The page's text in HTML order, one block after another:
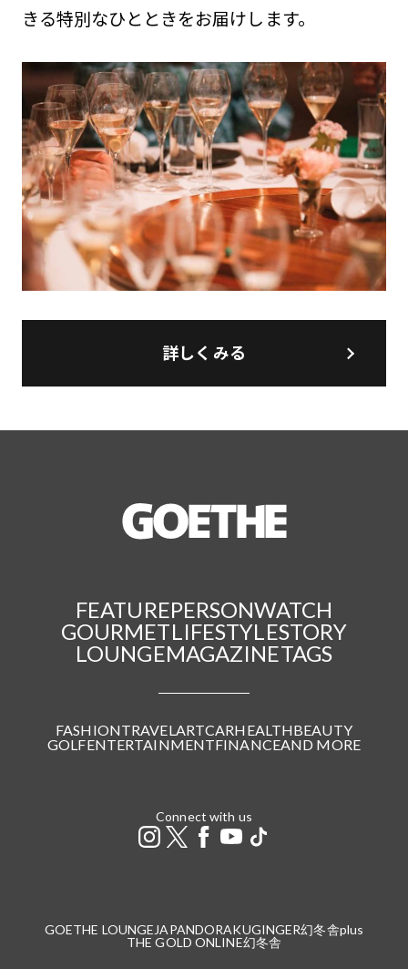
きる特別なひとときをお届けします。
詳しくみる
FEATUREPERSONWATCH
GOURMETLIFESTYLESTORY
LOUNGEMAGAZINETAGS
FASHIONTRAVELARTCARHEALTHBEAUTY
GOLFENTERTAINMENTFINANCEAND MORE
Connect with us
GOETHE LOUNGE JAPANDORAKUGINGER幻冬舎plus
THE GOLD ONLINE幻冬舎